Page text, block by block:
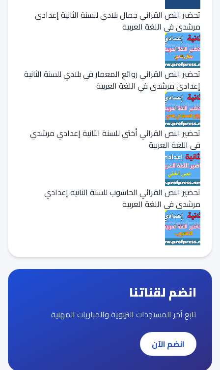
تحضير النص القرائي جمال بلادي للسنة الثانية إعدادي
مرشدي في اللغة العربية
تحضير النص القرائي روائع المعمار في بلادي للسنة الثانية
إعدادي مرشدي في اللغة العربية
تحضير النص القرائي أختي للسنة الثانية إعدادي مرشدي
في اللغة العربية
تحضير النص القرائي الحاسوب للسنة الثانية إعدادي
مرشدي في اللغة العربية
انضم لقناتنا
تابع آخر المستجدات التربوية والمباريات المهنية
انضم الآن